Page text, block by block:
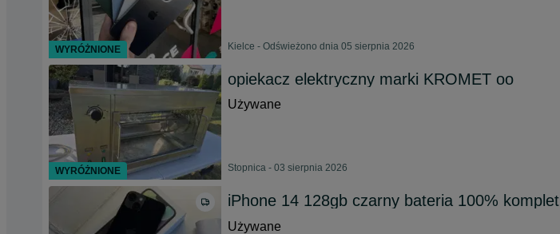
Kielce - Odświeżono dnia 05 sierpnia 2026
opiekacz elektryczny marki KROMET oo
Używane
Stopnica - 03 sierpnia 2026
iPhone 14 128gb czarny bateria 100% komplet
Używane
WYRÓŻNIONE
WYRÓŻNIONE